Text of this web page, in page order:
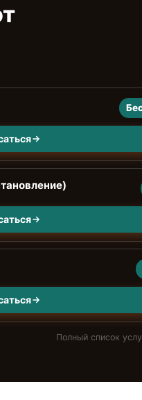
Полный список